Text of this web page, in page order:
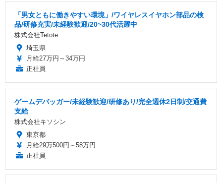
「男女ともに働きやすい環境」/ワイヤレスイヤホン部品の検
品/研修充実/未経験歓迎/20~30代活躍中
株式会社Tetote
埼玉県
月給27万円～34万円
正社員
ゲームデバッガー/未経験歓迎/研修あり/完全週休2日制/交通費
支給
株式会社キソシン
東京都
月給29万500円～58万円
正社員